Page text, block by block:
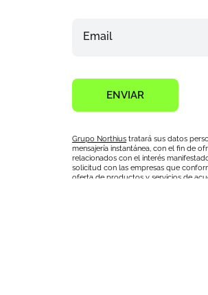
Email
ENVIAR
Grupo Northius tratará sus datos
mensajería instantánea, con el fin de
relacionados con el interés
solicitud con las empresas que
oferta de productos y servicios de